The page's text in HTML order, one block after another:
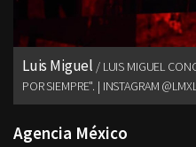
Luis Miguel
LUIS MIGUEL
POR SIEMPRE". | INSTAGRAM
Agencia México